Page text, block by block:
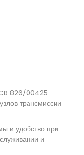
826/00425
трансмиссии
и удобство при
и